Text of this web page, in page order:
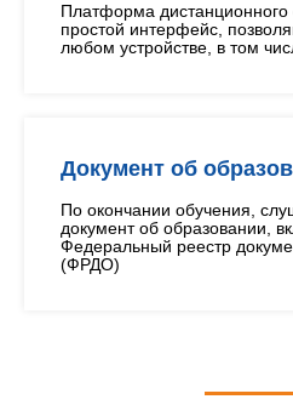
Платформа
простой интерфейс,
любом устройстве, в том
Документ об
По окончании обучения,
документ об образовании,
Федеральный реестр
(ФРДО)